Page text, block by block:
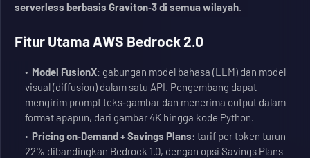
serverless berbasis Graviton‑3 di semua wilayah.
Fitur Utama AWS Bedrock 2.0
Model FusionX: gabungan model bahasa (LLM) dan model
visual (diffusion) dalam satu API. Pengembang dapat
mengirim prompt teks‑gambar dan menerima output dalam
format apapun, dari gambar 4K hingga kode Python.
Pricing on‑Demand + Savings Plans: tarif per token turun
22% dibandingkan Bedrock 1.0, dengan opsi Savings Plans